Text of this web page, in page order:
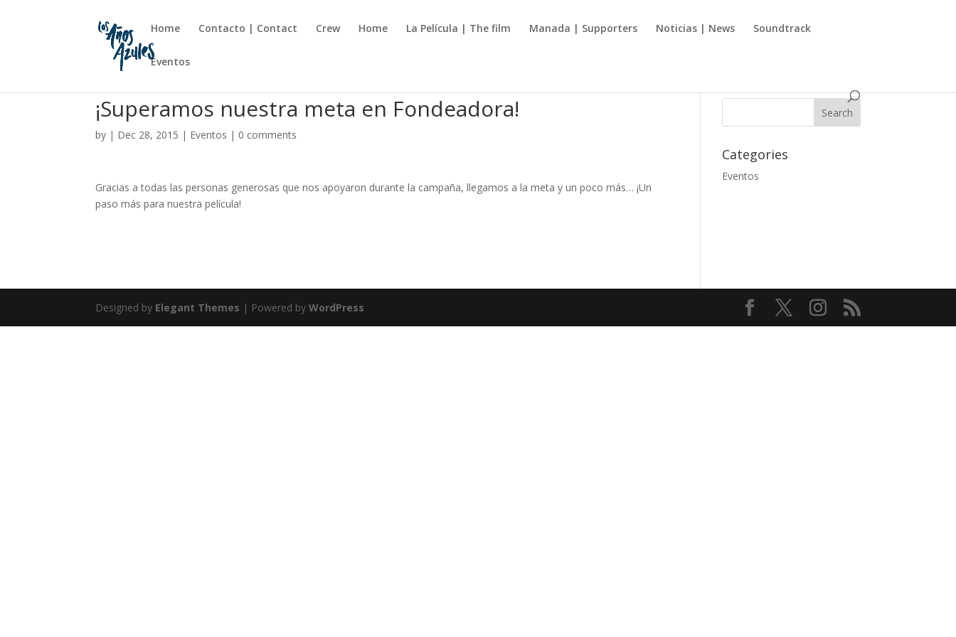
Home Contacto | Contact Crew Home La Película | The film Manada | Supporters Noticias | News Soundtrack
Eventos
¡Superamos nuestra meta en Fondeadora!
by | Dec 28, 2015 | Eventos | 0 comments
Gracias a todas las personas generosas que nos apoyaron durante la campaña, llegamos a la meta y un poco más… ¡Un
paso más para nuestra película!
Categories
Eventos
Designed by Elegant Themes | Powered byWordPress